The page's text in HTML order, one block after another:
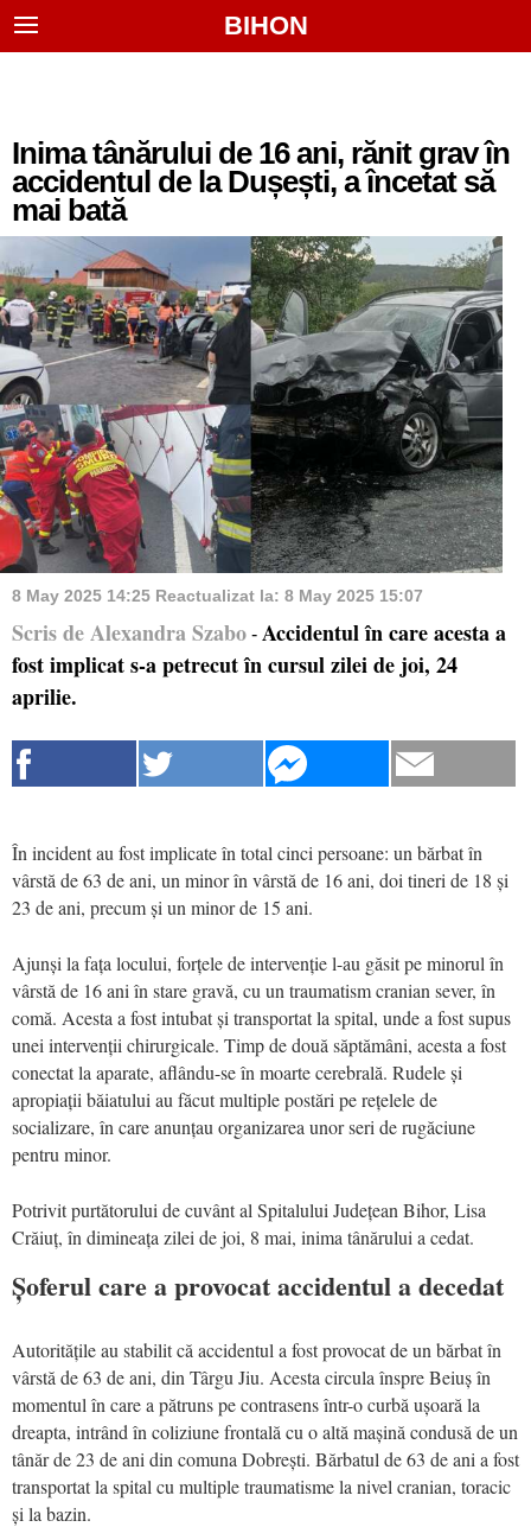
BIHON
Inima tânărului de 16 ani, rănit grav în
accidentul de la Dușești, a încetat să
mai bată
8 May 2025 14:25 Reactualizat la: 8 May 2025 15:07
Scris de Alexandra Szabo - Accidentul în care acesta a
fost implicat s-a petrecut în cursul zilei de joi, 24
aprilie.
În incident au fost implicate în total cinci persoane: un bărbat în
vârstă de 63 de ani, un minor în vârstă de 16 ani, doi tineri de 18 și
23 de ani, precum și un minor de 15 ani.
Ajunși la fața locului, forțele de intervenție l-au găsit pe minorul în
vârstă de 16 ani în stare gravă, cu un traumatism cranian sever, în
comă. Acesta a fost intubat și transportat la spital, unde a fost supus
unei intervenții chirurgicale. Timp de două săptămâni, acesta a fost
conectat la aparate, aflându-se în moarte cerebrală. Rudele și
apropiații băiatului au făcut multiple postări pe rețelele de
socializare, în care anunțau organizarea unor seri de rugăciune
pentru minor.
Potrivit purtătorului de cuvânt al Spitalului Județean Bihor, Lisa
Crăiuț, în dimineața zilei de joi, 8 mai, inima tânărului a cedat.
Șoferul care a provocat accidentul a decedat
Autoritățile au stabilit că accidentul a fost provocat de un bărbat în
vârstă de 63 de ani, din Târgu Jiu. Acesta circula înspre Beiuș în
momentul în care a pătruns pe contrasens într-o curbă ușoară la
dreapta, intrând în coliziune frontală cu o altă mașină condusă de un
tânăr de 23 de ani din comuna Dobrești. Bărbatul de 63 de ani a fost
transportat la spital cu multiple traumatisme la nivel cranian, toracic
și la bazin.